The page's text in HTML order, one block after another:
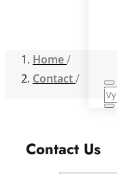
Home
Contact
Contact Us